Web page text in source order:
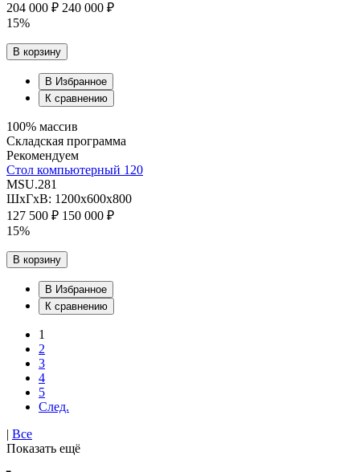
204 000 ₽ 240 000 ₽
15%
В корзину
В Избранное
К сравнению
100% массив
Складская программа
Рекомендуем
Стол компьютерный 120
MSU.281
ШхГхВ: 1200х600х800
127 500 ₽ 150 000 ₽
15%
В корзину
В Избранное
К сравнению
1
2
3
4
5
След.
| Все
Показать ещё